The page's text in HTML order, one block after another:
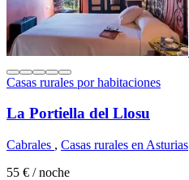
Casas rurales por habitaciones
La Portiella del Llosu
Cabrales , Casas rurales en Asturias
55 € / noche